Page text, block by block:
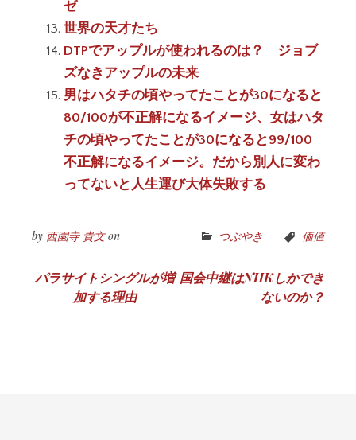
ゼ
世界の天才たち
DTPでアップルが使われるのは？ ジョブ
ズなきアップルの未来
男はハタチの頃やってたことが30になると
80/100が不正解になるイメージ、女はハタ
チの頃やってたことが30になると99/100
不正解になるイメージ。だから別人に変わ
ってないと人生運び大体失敗する
by 西園寺 貴文on つぶやき 価値
投
パラサイトシングルが増
加する理由
国会中継はNHKしかでき
ないのか？